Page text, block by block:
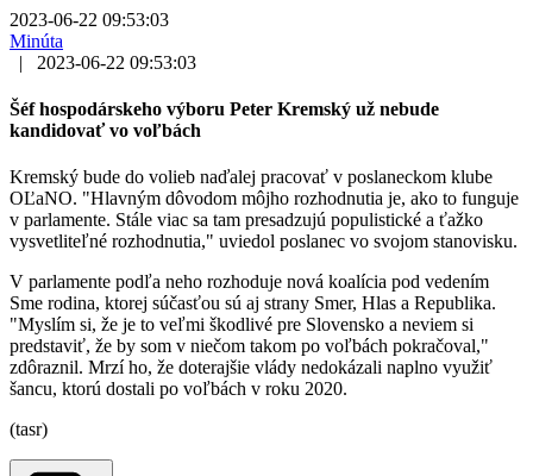
2023-06-22 09:53:03
Minúta
|
2023-06-22 09:53:03
Šéf hospodárskeho výboru Peter Kremský už nebude
kandidovať vo voľbách
Kremský bude do volieb naďalej pracovať v poslaneckom klube
OĽaNO. "Hlavným dôvodom môjho rozhodnutia je, ako to funguje
v parlamente. Stále viac sa tam presadzujú populistické a ťažko
vysvetliteľné rozhodnutia," uviedol poslanec vo svojom stanovisku.
V parlamente podľa neho rozhoduje nová koalícia pod vedením
Sme rodina, ktorej súčasťou sú aj strany Smer, Hlas a Republika.
"Myslím si, že je to veľmi škodlivé pre Slovensko a neviem si
predstaviť, že by som v niečom takom po voľbách pokračoval,"
zdôraznil. Mrzí ho, že doterajšie vlády nedokázali naplno využiť
šancu, ktorú dostali po voľbách v roku 2020.
(tasr)